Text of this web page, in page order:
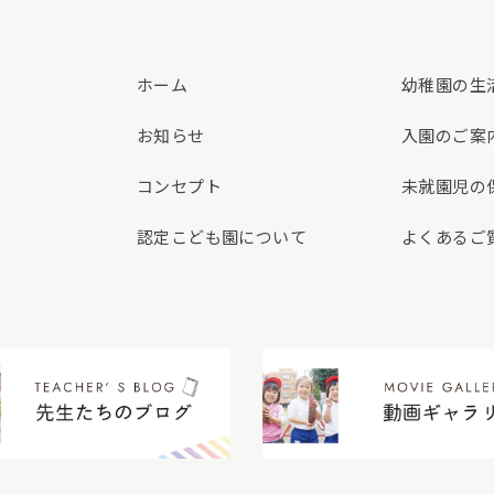
ホーム
お知らせ
コンセプト
認定こども園について
幼稚園の生
入園のご案
未就園児の
よくあるご